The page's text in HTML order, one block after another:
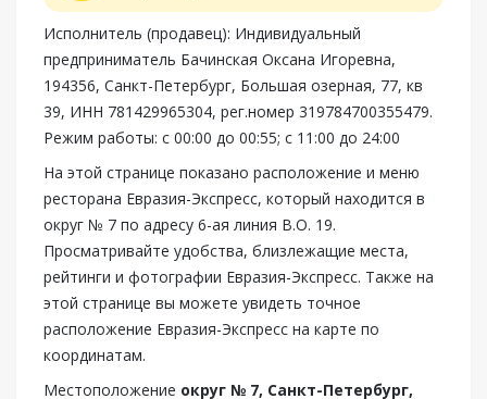
Исполнитель (продавец): Индивидуальный
предприниматель Бачинская Оксана Игоревна,
194356, Санкт-Петербург, Большая озерная, 77, кв
39, ИНН 781429965304, рег.номер 319784700355479.
Режим работы: с 00:00 до 00:55; с 11:00 до 24:00
На этой странице показано расположение и меню
ресторана Евразия-Экспресс, который находится в
округ № 7 по адресу 6-ая линия В.О. 19.
Просматривайте удобства, близлежащие места,
рейтинги и фотографии Евразия-Экспресс. Также на
этой странице вы можете увидеть точное
расположение Евразия-Экспресс на карте по
координатам.
Местоположение округ № 7, Санкт-Петербург,